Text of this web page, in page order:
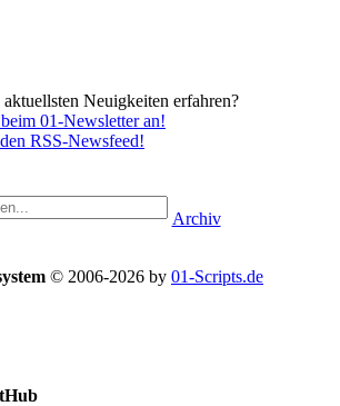
Neuigkeiten erfahren?
01-Newsletter an!
RSS-Newsfeed!
Archiv
© 2006-2026 by 01-Scripts.de